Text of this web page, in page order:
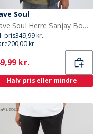
Soul
Brave Soul Herre Sanjay Bomber Jakke Antracit
pris349,99 kr.
200,00 kr.
kr.
Halv pris eller mindre